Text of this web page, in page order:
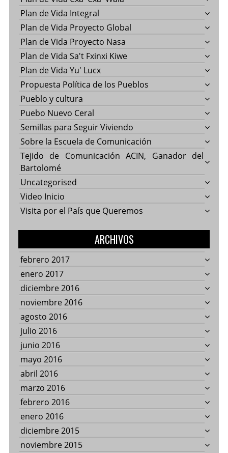
Plan de Vida Integral
Plan de Vida Proyecto Global
Plan de Vida Proyecto Nasa
Plan de Vida Sa't Fxinxi Kiwe
Plan de Vida Yu' Lucx
Propuesta Política de los Pueblos
Pueblo y cultura
Puebo Nuevo Ceral
Semillas para Seguir Viviendo
Sobre la Escuela de Comunicación
Tejido de Comunicación ACIN, Ganador del
Bartolomé
Uncategorised
Video Inicio
Visita por el País que Queremos
ARCHIVOS
febrero 2017
enero 2017
diciembre 2016
noviembre 2016
agosto 2016
julio 2016
junio 2016
mayo 2016
abril 2016
marzo 2016
febrero 2016
enero 2016
diciembre 2015
noviembre 2015